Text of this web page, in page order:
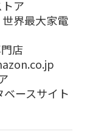
ア
界最大家電
店
ベースサイト